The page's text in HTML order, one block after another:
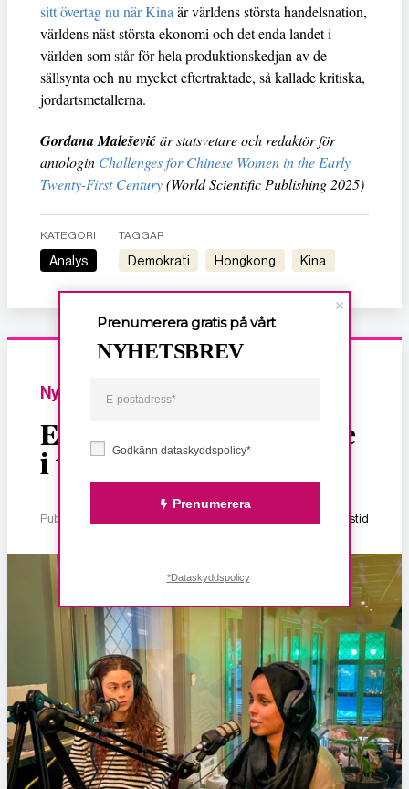
sitt övertag nu när Kina är världens största handelsnation,
världens näst största ekonomi och det enda landet i
världen som står för hela produktionskedjan av de
sällsynta och nu mycket eftertraktade, så kallade kritiska,
jordartsmetallerna.
Gordana Maleševićär statsvetare och redaktör för
antologin Challenges for Chinese Women in the Early
Twenty-First Century(World Scientific Publishing 2025)
KATEGORI
Analys
TAGGAR
demokrati hongkong Kina
Nyheter
En juldröm för Sverige
i tiden
Publicerad 10 januari, 2026 1 min lästid
Godkänn dataskyddspolicy*
Prenumerera
Prenumerera gratis på vårt
NYHETSBREV
*Dataskyddspolicy